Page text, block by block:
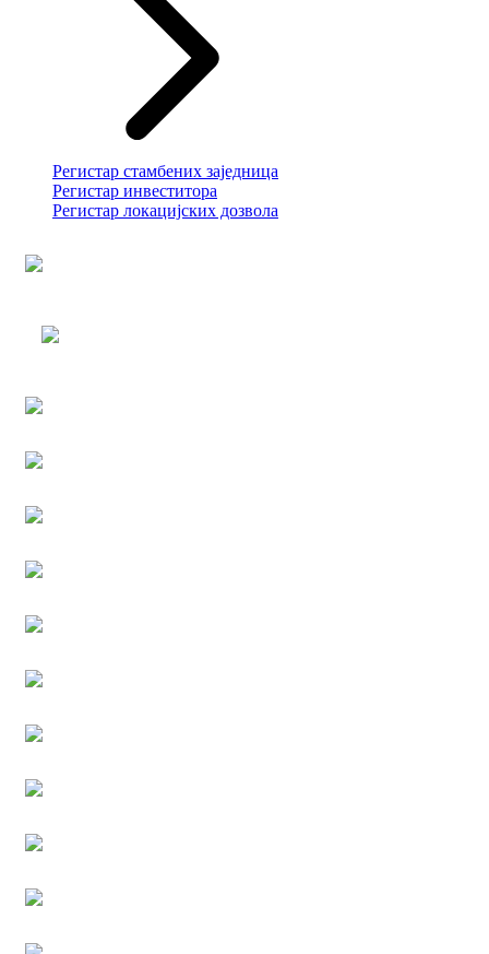
Регистар стамбених заједница
Регистар инвеститора
Регистар локацијских дозвола